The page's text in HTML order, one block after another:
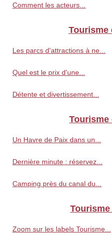
Comment les acteurs...
Tourisme
Les parcs d'attractions à ne...
Quel est le prix d'une...
Détente et divertissement...
Tourisme
Un Havre de Paix dans un...
Dernière minute : réservez...
Camping près du canal du...
Zoom sur les labels Tourisme...